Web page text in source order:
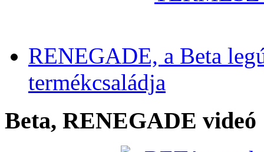
RENEGADE, a Beta
termékcsaládja
Beta, RENEGADE videó